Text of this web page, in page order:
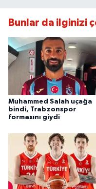
Bunlar da ilginizi
Muhammed Salah uçağa
bindi, Trabzonspor
formasını giydi